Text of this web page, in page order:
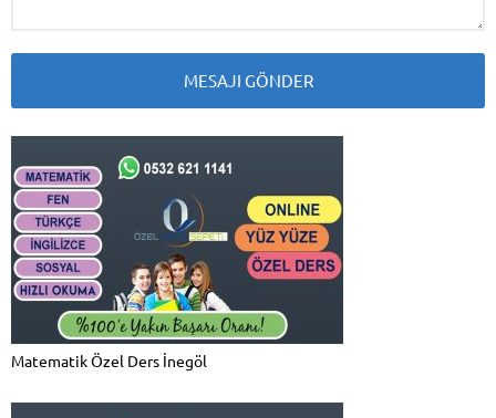
Matematik Özel Ders İnegöl